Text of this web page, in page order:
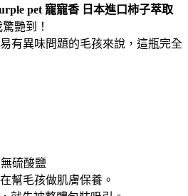
pet 寵寵香 日本進口柿子萃取
艷到！
有異味問題的毛孩來說，這瓶完全
硫酸鹽
幫毛孩做肌膚保養。